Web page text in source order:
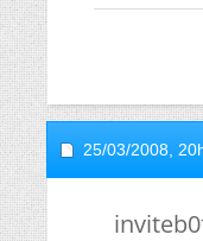
25/03/2008,